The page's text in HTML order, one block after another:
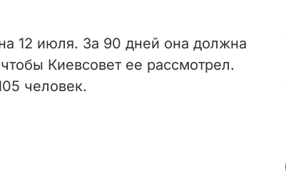
o
12 июля. За 90 дней она должна
Киевсовет ее рассмотрел.
человек.